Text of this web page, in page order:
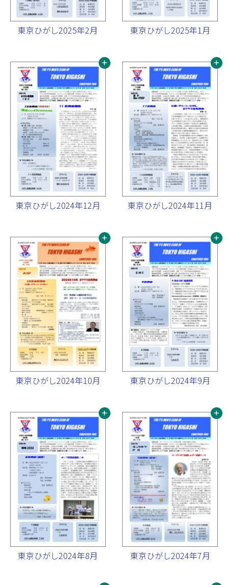
東京ひがし2025年2月 東京ひがし2025年1月
東京ひがし2024年12月 東京ひがし2024年11月
東京ひがし2024年10月 東京ひがし2024年9月
東京ひがし2024年8月 東京ひがし2024年7月